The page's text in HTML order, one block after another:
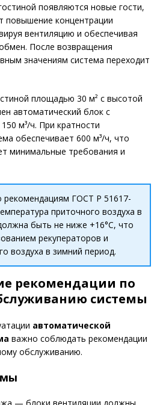
появляются новые гости,
повышение концентрации
вентиляцию и обеспечивая
После возвращения
значениям система переходит
площадью 30 м² с высотой
автоматический блок с
м³/ч. При кратности
обеспечивает 600 м³/ч, что
минимальные требования и
рекомендациям ГОСТ Р 51617-
приточного воздуха в
быть не ниже +16°C, что
рекуператоров и
воздуха в зимний период.
рекомендации по
системы
автоматической
важно соблюдать рекомендации
обслуживанию.